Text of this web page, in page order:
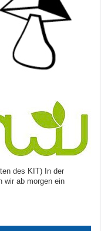
des KIT) In der
wir ab morgen ein